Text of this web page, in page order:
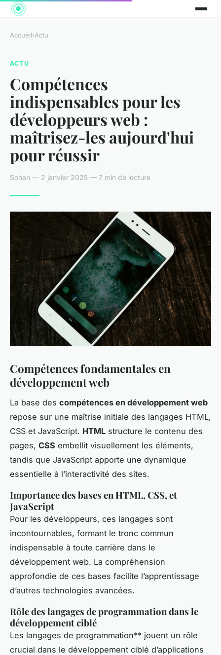
Accueil›Actu
ACTU
Compétences
indispensables pour les
développeurs web :
maîtrisez-les aujourd'hui
pour réussir
Sohan — 2 janvier 2025 — 7 min de lecture
Compétences fondamentales en
développement web
La base des compétences en développement web
repose sur une maîtrise initiale des langages HTML,
CSS et JavaScript. HTML structure le contenu des
pages, CSS embellit visuellement les éléments,
tandis que JavaScript apporte une dynamique
essentielle à l’interactivité des sites.
Importance des bases en HTML, CSS, et
JavaScript
Pour les développeurs, ces langages sont
incontournables, formant le tronc commun
indispensable à toute carrière dans le
développement web. La compréhension
approfondie de ces bases facilite l’apprentissage
d’autres technologies avancées.
Rôle des langages de programmation dans le
développement ciblé
Les langages de programmation** jouent un rôle
crucial dans le développement ciblé d’applications